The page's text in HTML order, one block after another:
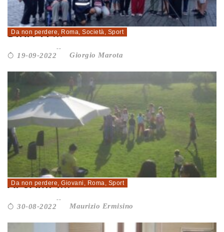
Da non perdere, Roma, Società, Sport
CORRIROMA 2022. ATLETI PER I
DIRITTI ...
19-09-2022 Giorgio Marota
Da non perdere, Giovani , Roma, Sport
MARKO E MAKSIM, DALLA GUERRA
AI CAMPI...
30-08-2022 Maurizio Ermisino